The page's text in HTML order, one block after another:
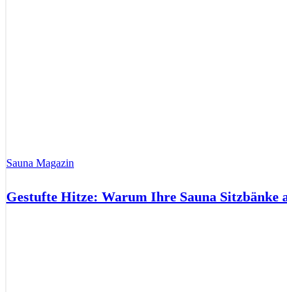
Sauna Magazin
Gestufte Hitze: Warum Ihre Sauna Sitzbänke